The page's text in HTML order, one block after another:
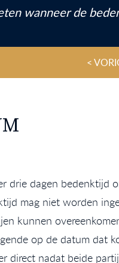
wanneer de
<
drie dagen
mag niet worden
kunnen
op de datum dat
direct nadat beide